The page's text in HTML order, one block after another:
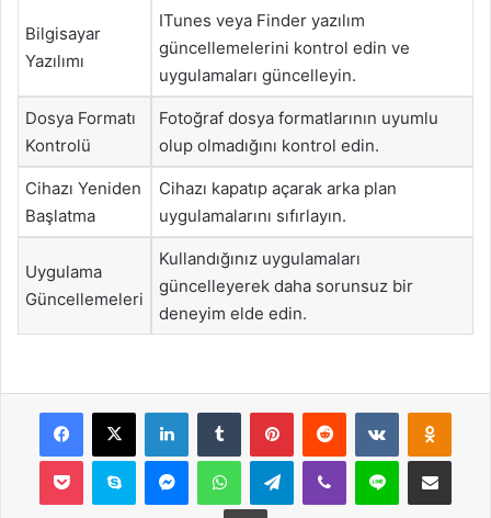
Bilgisayar
Yazılımı
ITunes veya Finder yazılım
güncellemelerini kontrol edin ve
uygulamaları güncelleyin.
Dosya Formatı
Kontrolü
Fotoğraf dosya formatlarının uyumlu
olup olmadığını kontrol edin.
Cihazı Yeniden
Başlatma
Cihazı kapatıp açarak arka plan
uygulamalarını sıfırlayın.
Uygulama
Güncellemeleri
Kullandığınız uygulamaları
güncelleyerek daha sorunsuz bir
deneyim elde edin.
Facebook
X LinkedInTumblr PinterestReddit VKontakte
Pocket Skype MessengerWhatsAppTelegramViber Line E-Posta ile
Yazdır